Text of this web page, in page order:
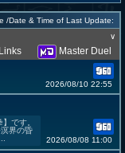
/Date & Time of Last Update:
∨
Master Duel
2026/08/10 22:55
です。
界の昏
2026/08/08 11:00